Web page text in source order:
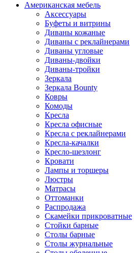
Американская мебель
Аксессуары
Буфеты и витрины
Диваны кожаные
Диваны с реклайнерами
Диваны угловые
Диваны-двойки
Диваны-тройки
Зеркала
Зеркала Bounty
Ковры
Комоды
Кресла
Кресла офисные
Кресла с реклайнерами
Кресла-качалки
Кресло-шезлонг
Кровати
Лампы и торшеры
Люстры
Матрасы
Оттоманки
Распродажа
Скамейки прикроватные
Стойки барные
Столы барные
Столы журнальные